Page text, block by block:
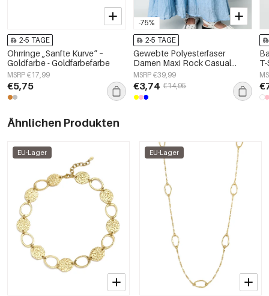
2-5 TAGE
Ohrringe „Sanfte Kurve“ –
Goldfarbe - Goldfarbefarbe
MSRP €17,99
€5,75
-75%
2-5 TAGE
Gewebte Polyesterfaser
Damen Maxi Rock Casual
Einfarbig
MSRP €39,99
€3,74 €14,95
Ähnlichen Produkten
EU-Lager EU-Lager